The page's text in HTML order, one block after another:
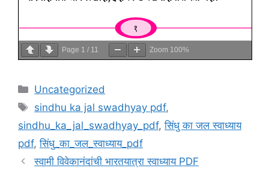
Page 1 / 11 Zoom 100%
Categories
Uncategorized
Tags
sindhu ka jal swadhyay pdf,
sindhu_ka_jal_swadhyay_pdf,सिंधु का जल स्वाध्याय
pdf,सिंधु_का_जल_स्वाध्याय_pdf
स्वामी विवेकानंदांची भारतयात्रा स्वाध्याय PDF